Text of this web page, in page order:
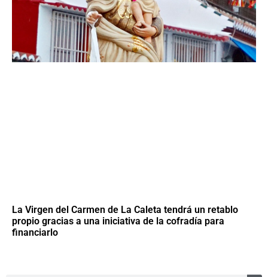
La Virgen del Carmen de La Caleta tendrá un retablo
propio gracias a una iniciativa de la cofradía para
financiarlo